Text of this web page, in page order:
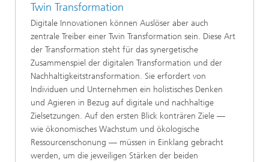
Twin Transformation
Digitale Innovationen können Auslöser aber auch
zentrale Treiber einer Twin Transformation sein. Diese Art
der Transformation steht für das synergetische
Zusammenspiel der digitalen Transformation und der
Nachhaltigkeitstransformation. Sie erfordert von
Individuen und Unternehmen ein holistisches Denken
und Agieren in Bezug auf digitale und nachhaltige
Zielsetzungen. Auf den ersten Blick konträren Ziele —
wie ökonomisches Wachstum und ökologische
Ressourcenschonung — müssen in Einklang gebracht
werden, um die jeweiligen Stärken der beiden